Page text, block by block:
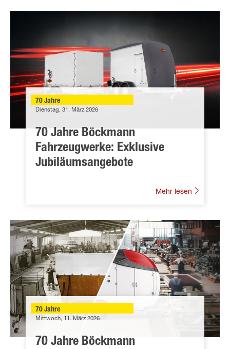
70 Jahre
Dienstag, 31. März 2026
70 Jahre Böckmann
Fahrzeugwerke: Exklusive
Jubiläumsangebote
Mehr lesen
70 Jahre
Mittwoch, 11. März 2026
70 Jahre Böckmann